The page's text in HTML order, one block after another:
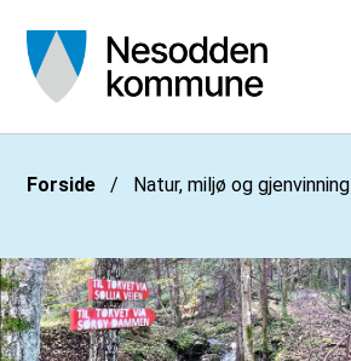
Du er her:
Forside Natur, miljø og gjenvinning